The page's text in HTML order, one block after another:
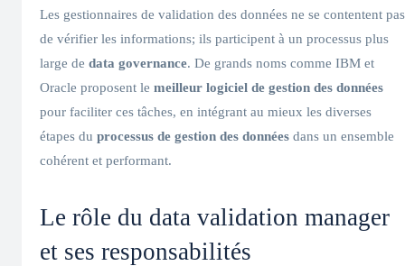
Les gestionnaires de validation des données ne se contentent pas
de vérifier les informations; ils participent à un processus plus
large de data governance. De grands noms comme IBM et
Oracle proposent le meilleur logiciel de gestion des données
pour faciliter ces tâches, en intégrant au mieux les diverses
étapes du processus de gestion des données dans un ensemble
cohérent et performant.
Le rôle du data validation manager
et ses responsabilités